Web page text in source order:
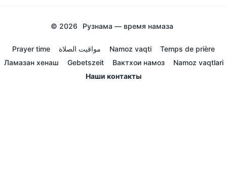
© 2026 Рузнама — время намаза
Prayer time مواقيت الصلاة Namoz vaqti
Temps de prière
Ламазан хенаш
Gebetszeit Вактхои намоз
Namoz vaqtlari
Наши контакты